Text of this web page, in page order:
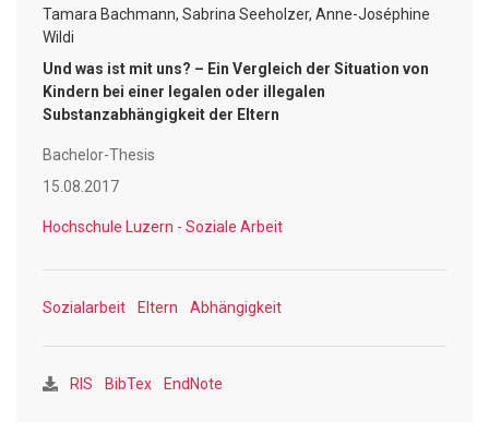
Entwicklung werden aufgrund theoretischer Grundlagen
erläutert. Weiter wird das Leben in einer Suchtfamilie
thematisiert und aufgezeigt, welche Auswirkungen dies
konkret auf die kindliche Entwicklung hat.
anhand eines Vergleiches, inwiefern sich die Auswirkungen
auf die Kinder unterscheiden, wenn diese in einer Familie
aufwachsen, verarbeitet.
Profession der Sozialen Arbeit, in Zusammenhang mit den
Anhand von Fallbeispielen werden die wissenschaftlichen
Tamara Bachmann, Sabrina Seeholzer, Anne-Joséphine
Wildi
Und was ist mit uns? – Ein Vergleich der Situation von
Kindern bei einer legalen oder illegalen
Substanzabhängigkeit der Eltern
Bachelor-Thesis
15.08.2017
Hochschule Luzern - Soziale Arbeit
Sozialarbeit Eltern Abhängigkeit
RIS BibTex EndNote